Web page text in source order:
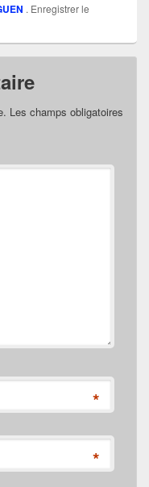
. Enregistrer le
Les champs obligatoires
*
*